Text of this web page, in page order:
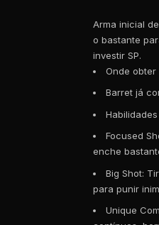
Arma inicial
o bastante
investir SP.
Onde obter
Barret já
Focused
enche
Big Shot:
para punir
Unique